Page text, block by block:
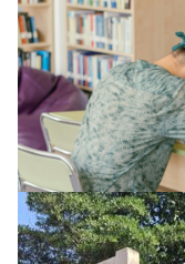
promesse
11 juillet 2026-
Le projet de loi sur
supérieur privé met
qui relègue l’acte
Lire la suite →